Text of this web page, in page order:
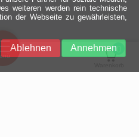
0
Ein halbes
Jahrhundert
technologische
weiteren werden rein technische
der Webseite zu gewährleisten,
Annehmen
Ablehnen